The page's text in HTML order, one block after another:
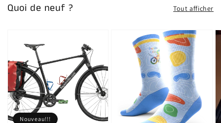
Quoi de neuf ? Tout afficher
Nouveau!!!